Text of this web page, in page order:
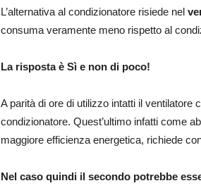
L’alternativa al condizionatore risiede nel
consuma veramente meno rispetto al
La risposta è Sì e non di poco!
A parità di ore di utilizzo intatti il ventilatore
condizionatore. Quest’ultimo infatti come
maggiore efficienza energetica, richiede
Nel caso quindi il secondo potrebbe